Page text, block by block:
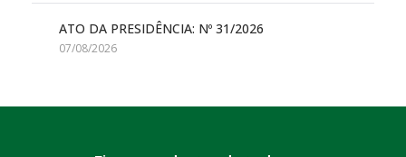
ATO DA PRESIDÊNCIA: Nº 31/2026
07/08/2026